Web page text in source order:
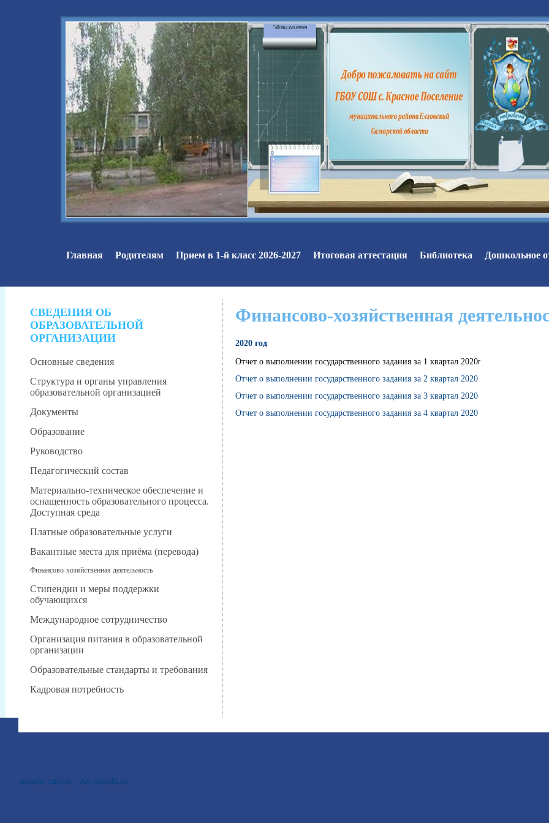
Главная Родителям Прием в 1-й класс 2026-2027 Итоговая аттестация Библиотека Дошкольное
СВЕДЕНИЯ ОБ
ОБРАЗОВАТЕЛЬНОЙ
ОРГАНИЗАЦИИ
Основные сведения
Структура и органы управления
образовательной организацией
Документы
Образование
Руководство
Педагогический состав
Материально-техническое обеспечение и
оснащенность образовательного процесса.
Доступная среда
Платные образовательные услуги
Вакантные места для приёма (перевода)
Финансово-хозяйственная деятельность
Стипендии и меры поддержки
обучающихся
Международное сотрудничество
Организация питания в образовательной
организации
Образовательные стандарты и требования
Кадровая потребность
Финансово-хозяйственная
2020 год
Отчет о выполнении государственного задания за 1 квартал 2020г
Отчет о выполнении государственного задания за 2 квартал 2020
Отчет о выполнении государственного задания за 3 квартал 2020
Отчет о выполнении государственного задания за 4 квартал 2020
дизайн сайтов - Art.siteedit.ru